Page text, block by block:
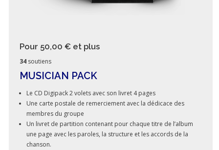
Pour 50,00 € et plus
34 soutiens
MUSICIAN PACK
Le CD Digipack 2 volets avec son livret 4 pages
Une carte postale de remerciement avec la dédicace des
membres du groupe
Un livret de partition contenant pour chaque titre de l’album
une page avec les paroles, la structure et les accords de la
chanson.